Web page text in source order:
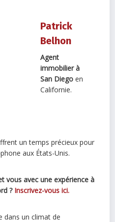
Patrick
Belhon
Agent
immobilier à
San Diego en
Californie.
un temps précieux pour
aux États-Unis.
vous avec une expérience à
? Inscrivez-vous ici.
dans un climat de